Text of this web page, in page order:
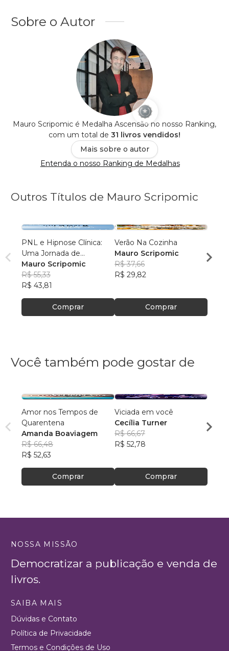
Sobre o Autor
Mauro Scripomic é Medalha Ascensão no nosso Ranking,
com um total de 31 livros vendidos!
Mais sobre o autor
Entenda o nosso Ranking de Medalhas
Outros Títulos de Mauro Scripomic
PNL e Hipnose Clínica:
Uma Jornada de
Autoconhecimento e
Transformação
Mauro Scripomic
R$ 55,33
R$ 43,81
Comprar
Verão Na Cozinha
Mauro Scripomic
R$ 37,66
R$ 29,82
Comprar
Você também pode gostar de
Amor nos Tempos de
Quarentena
Amanda Boaviagem
R$ 66,48
R$ 52,63
Comprar
Viciada em você
Cecília Turner
R$ 66,67
R$ 52,78
Comprar
R$
NOSSA MISSÃO
Democratizar a publicação e venda de
livros.
SAIBA MAIS
Dúvidas e Contato
Política de Privacidade
Termos e Condições de Uso